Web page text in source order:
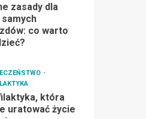
zasady dla
co warto
która
uratować życie